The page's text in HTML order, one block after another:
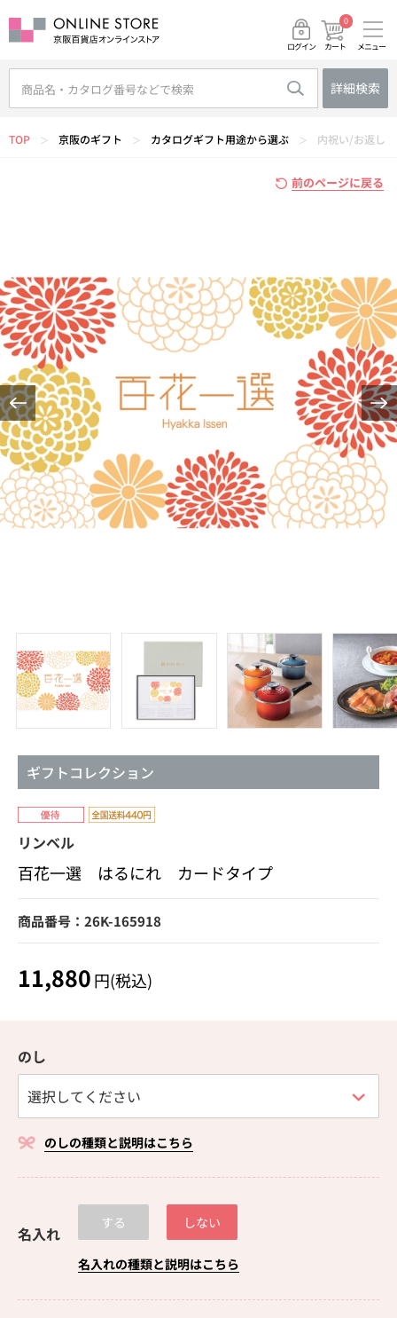
ログイン カート
0
メニュー
詳細検索
TOP ＞ 京阪のギフト ＞ カタログギフト用途から選ぶ ＞ 内祝い/お返し
前のページに戻る
ギフトコレクション
リンベル
百花一選 はるにれ カードタイプ
商品番号：26K-165918
11,880円(税込)
のし
のしの種類と説明はこちら
名入れ
する しない
名入れの種類と説明はこちら